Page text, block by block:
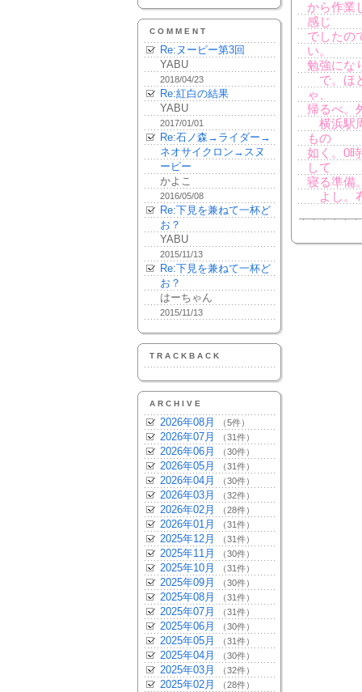
COMMENT
Re:ヌーピー第3回
YABU
2018/04/23
Re:紅白の結果
YABU
2017/01/01
Re:石ノ森→ライダー→
ネオサイクロン→スヌ
ーピー
かよこ
2016/05/08
Re:下見を兼ねて一杯ど
お？
YABU
2015/11/13
Re:下見を兼ねて一杯ど
お？
はーちゃん
2015/11/13
TRACKBACK
ARCHIVE
2026年08月 （5件）
2026年07月 （31件）
2026年06月 （30件）
2026年05月 （31件）
2026年04月 （30件）
2026年03月 （32件）
2026年02月 （28件）
2026年01月 （31件）
2025年12月 （31件）
2025年11月 （30件）
2025年10月 （31件）
2025年09月 （30件）
2025年08月 （31件）
2025年07月 （31件）
2025年06月 （30件）
2025年05月 （31件）
2025年04月 （30件）
2025年03月 （32件）
2025年02月 （28件）
から作業
感じ
でしたの
い。
勉強にな
で。ほ
ゃ、
帰るべ。
横浜駅
もの
如く。0
して
寝る準備
よし。